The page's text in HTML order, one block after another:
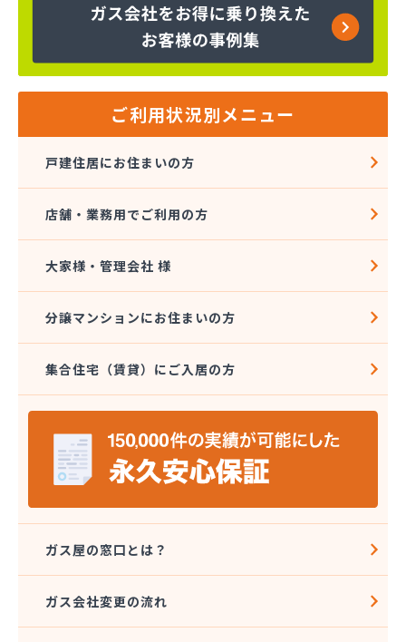
株式会社インデス
株式会社エクシング
株式会社エネサンス関東 八王子営業所
株式会社オージーサービス
株式会社ガスパル青梅販売所
株式会社グリーンエネルギー関東
株式会社サイサン 新小岩営業所
株式会社さかなや本店 プロパンガス燃料部
株式会社サンマイティ
株式会社シャイニングサービス 江戸川営業所
株式会社スギモト
株式会社スズキ
株式会社セイカ 京王営業所
株式会社タジマ
株式会社トーエーテクニカ
株式会社トーエル 西東京営業所
株式会社ながや化学工業
株式会社ニシヤマ
株式会社ミツウロコ 城東店
株式会社ミツウロコ 西東京店
ご利用状況別メニュー
戸建住居にお住まいの方
店舗・業務用でご利用の方
大家様・管理会社 様
分譲マンションにお住まいの方
集合住宅（賃貸）にご入居の方
ガス屋の窓口とは？
ガス会社変更の流れ